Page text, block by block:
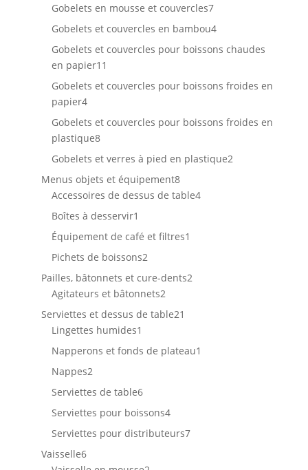
Gobelets en mousse et couvercles77
produits
Gobelets et couvercles en bambou44
produits
Gobelets et couvercles pour boissons chaudes
en papier11
produits
Gobelets et couvercles pour boissons froides en
papier44
produits
Gobelets et couvercles pour boissons froides en
plastique88
produits
Gobelets et verres à pied en plastique22
Menus objets et équipement88
produits
Accessoires de dessus de table44
Boîtes à desservir1
produit
Équipement de café et filtres1
Pichets de boissons22
produits
Pailles, bâtonnets et cure-dents22
Agitateurs et bâtonnets22
produits
Serviettes et dessus de table21
Lingettes humides1
produit
Napperons et fonds de plateau1
Nappes22
produits
Serviettes de table66
produits
Serviettes pour boissons44
produits
Serviettes pour distributeurs77
Vaisselle66